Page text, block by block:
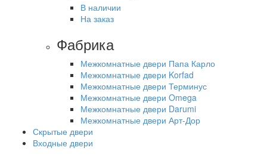
В наличии
На заказ
Фабрика
Межкомнатные двери Папа Карло
Межкомнатные двери Korfad
Межкомнатные двери Терминус
Межкомнатные двери Omega
Межкомнатные двери Darumi
Межкомнатные двери Арт-Дор
Скрытые двери
Входные двери